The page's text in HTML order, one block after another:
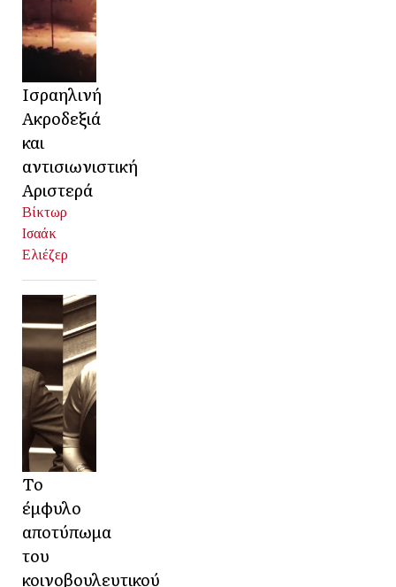
Ισραηλινή
Ακροδεξιά
και
αντισιωνιστική
Αριστερά
Βίκτωρ
Ισαάκ
Ελιέζερ
Το
έμφυλο
αποτύπωμα
του
κοινοβουλευτικού